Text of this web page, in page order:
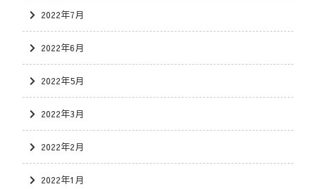
2022年7月
2022年6月
2022年5月
2022年3月
2022年2月
2022年1月